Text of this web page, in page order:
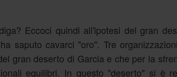
Eccoci quindi all'ipotesi del gran
saputo cavarci "oro". Tre
gran deserto di Garcia e che per la
equilibri. In questo "deserto" si è